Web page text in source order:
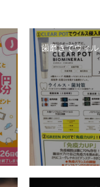
歯磨きでウィ